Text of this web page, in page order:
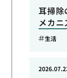
耳掃除
メカニ
生活